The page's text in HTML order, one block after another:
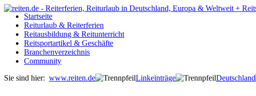
Startseite
Reiturlaub & Reiterferien
Reitausbildung & Reitunterricht
Reitsportartikel & Geschäfte
Branchenverzeichnis
Community
Sie sind hier: www.reiten.de Linkeinträge Deutschland